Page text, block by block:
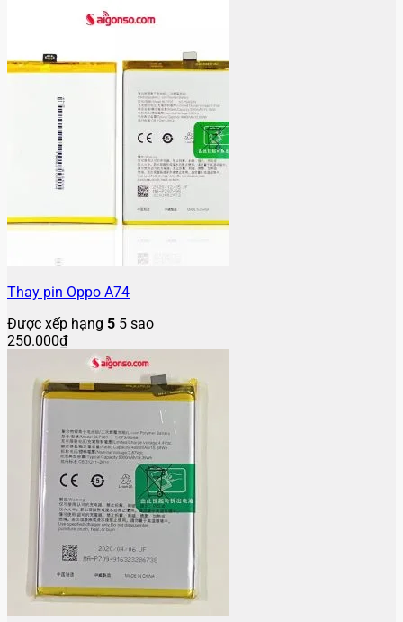
Thay pin Oppo A74
Được xếp hạng 5 5 sao
250.000₫